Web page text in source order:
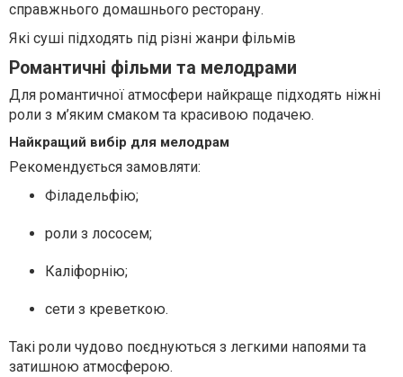
справжнього домашнього ресторану.
Які суші підходять під різні жанри фільмів
Романтичні фільми та мелодрами
Для романтичної атмосфери найкраще підходять ніжні
роли з м’яким смаком та красивою подачею.
Найкращий вибір для мелодрам
Рекомендується замовляти:
Філадельфію;
роли з лососем;
Каліфорнію;
сети з креветкою.
Такі роли чудово поєднуються з легкими напоями та
затишною атмосферою.